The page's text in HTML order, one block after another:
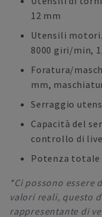
12 mm
Utensili
8000 giri/min,
Foratura/
mm,
Serraggio
Capacità del
controllo di
Potenza totale
*Ci possono essere
valori reali, questo
rappresentante di